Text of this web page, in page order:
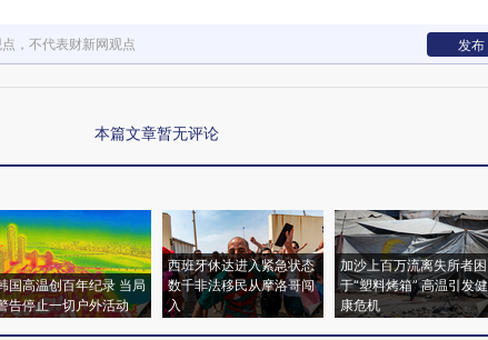
，不代表财新网观点 发布
本篇文章暂无评论
国高温创百年纪录 当局
告停止一切户外活动
西班牙休达进入紧急状态
数千非法移民从摩洛哥闯
入
加沙上百万流离失所者困
于“塑料烤箱” 高温引发健
康危机